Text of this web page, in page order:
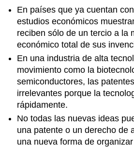
En países que ya cuentan
estudios económicos
reciben sólo de un tercio a la
económico total de sus
En una industria de alta
movimiento como la
semiconductores, las
irrelevantes porque la
rápidamente.
No todas las nuevas ideas
una patente o un derecho de
una nueva forma de